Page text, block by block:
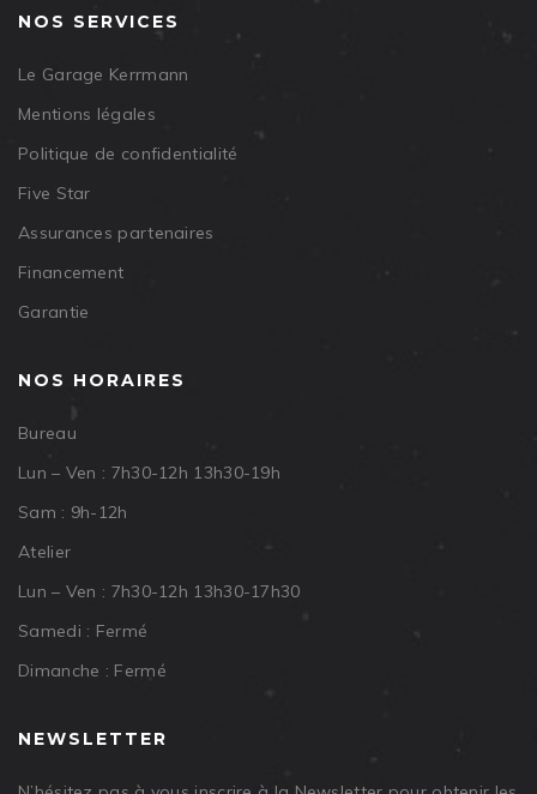
NOS SERVICES
Le Garage Kerrmann
Mentions légales
Politique de confidentialité
Five Star
Assurances partenaires
Financement
Garantie
NOS HORAIRES
Bureau
Lun – Ven : 7h30-12h 13h30-19h
Sam : 9h-12h
Atelier
Lun – Ven : 7h30-12h 13h30-17h30
Samedi : Fermé
Dimanche : Fermé
NEWSLETTER